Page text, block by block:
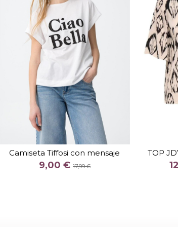
Camiseta Tiffosi con mensaje
9,00 € 17,99 €
TALLA
XS
COLOR
TOP